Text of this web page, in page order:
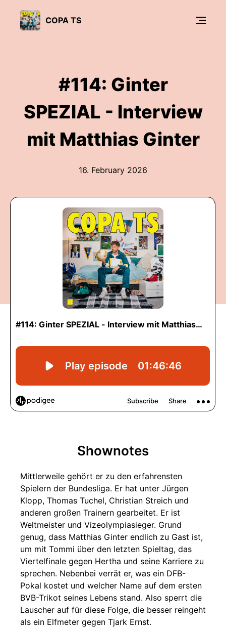
COPA TS
#114: Ginter
SPEZIAL - Interview
mit Matthias Ginter
16. February 2026
Shownotes
Mittlerweile gehört er zu den erfahrensten
Spielern der Bundesliga. Er hat unter Jürgen
Klopp, Thomas Tuchel, Christian Streich und
anderen großen Trainern gearbeitet. Er ist
Weltmeister und Vizeolympiasieger. Grund
genug, dass Matthias Ginter endlich zu Gast ist,
um mit Tommi über den letzten Spieltag, das
Viertelfinale gegen Hertha und seine Karriere zu
sprechen. Nebenbei verrät er, was ein DFB-
Pokal kostet und welcher Name auf dem ersten
BVB-Trikot seines Lebens stand. Also sperrt die
Lauscher auf für diese Folge, die besser reingeht
als ein Elfmeter gegen Tjark Ernst.